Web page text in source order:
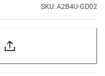
SKU: A2B4U-GD02